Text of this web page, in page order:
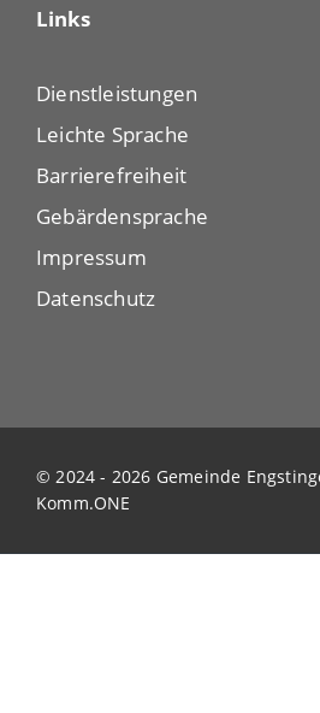
Links
Dienstleistungen
Leichte Sprache
Barrierefreiheit
Gebärdensprache
Impressum
Datenschutz
© 2024 - 2026 Gemeinde
Komm.ONE